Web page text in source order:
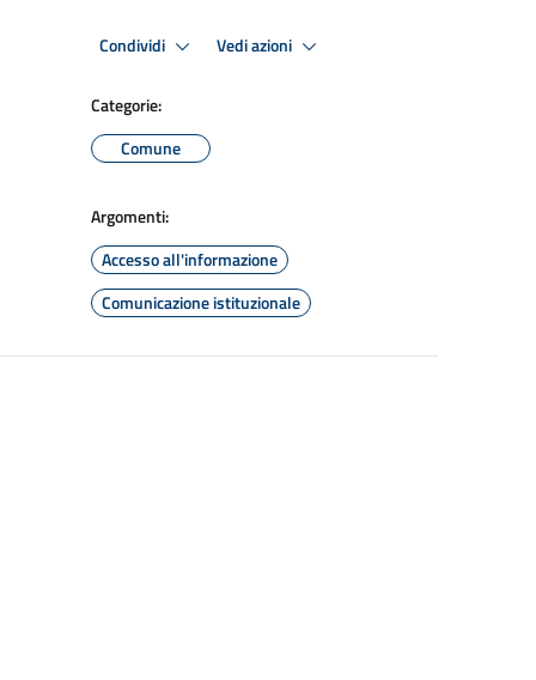
Condividi Vedi azioni
Categorie:
Comune
Argomenti:
Accesso all'informazione
Comunicazione istituzionale